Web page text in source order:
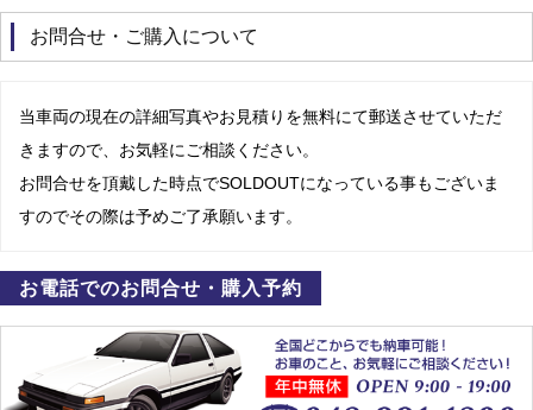
お問合せ・ご購入について
当車両の現在の詳細写真やお見積りを無料にて郵送させていただ
きますので、お気軽にご相談ください。
お問合せを頂戴した時点でSOLDOUTになっている事もございま
すのでその際は予めご了承願います。
お電話でのお問合せ・購入予約